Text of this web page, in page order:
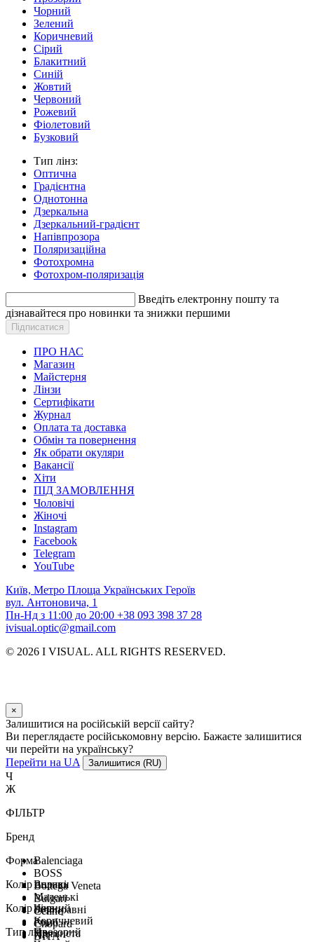
Чорний
Зелений
Коричневий
Сірий
Блакитний
Синій
Жовтий
Червоний
Рожевий
Фіолетовий
Бузковий
Тип лінз:
Оптична
Градієнтна
Однотонна
Дзеркальна
Дзеркальний-градієнт
Напівпрозора
Поляризаційна
Фотохромна
Фотохром-поляризація
Введіть електронну пошту та
дізнавайтеся про новинки та знижки першими
ПРО НАС
Магазин
Майстерня
Лінзи
Сертифікати
Журнал
Оплата та доставка
Обмін та повернення
Як обрати окуляри
Вакансії
Хіти
ПІД ЗАМОВЛЕННЯ
Чоловічі
Жіночі
Instagram
Facebook
Telegram
YouTube
Київ, Метро Площа Українських Героїв
вул. Антоновича, 1
Пн-Нд з 11:00 до 20:00 +38 093 398 37 28
ivisual.optic@gmail.com
© 2026 I VISUAL. ALL RIGHTS RESERVED.
×
Залишитися на російській версії сайту?
Ви переглядаєте російськомовну версію. Бажаєте залишитися
чи перейти на українську?
Перейти на UA
Залишитися (RU)
Ч
Ж
ФІЛЬТР
Бренд
Balenciaga
BOSS
Bottega Veneta
Bulgari
Celine
Chopard
DITA
Форма
Великі
Маленькі
Безоправні
Ромб
Хіт
Колір оправи
Чорний
Коричневий
Плямиста
Колір лінз
Прозорий
Тип лінз